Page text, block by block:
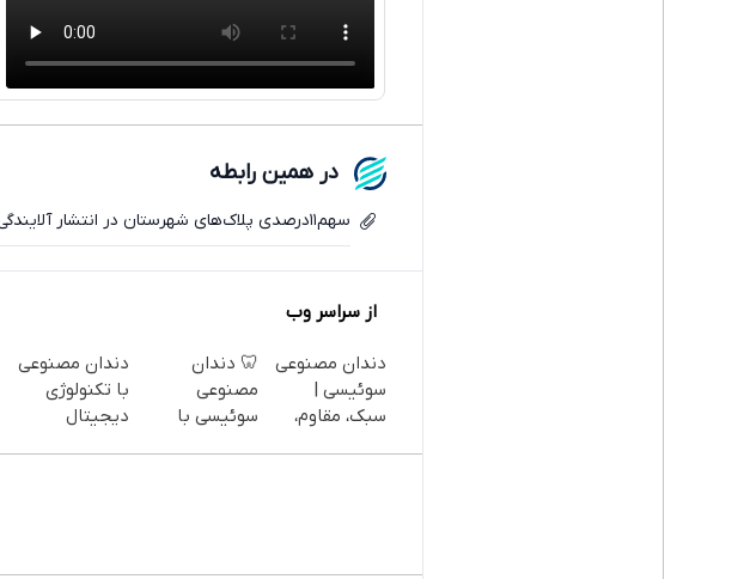
در همین رابطه
سهم۱۱درصدی پلاک‌های شهرستان در انتشار آلایندگی
از سراسر وب
دندان مصنوعی
سوئیسی |
سبک، مقاوم،
🦷 دندان
مصنوعی
سوئیسی با
دندان مصنوعی
با تکنولوژی
دیجیتال